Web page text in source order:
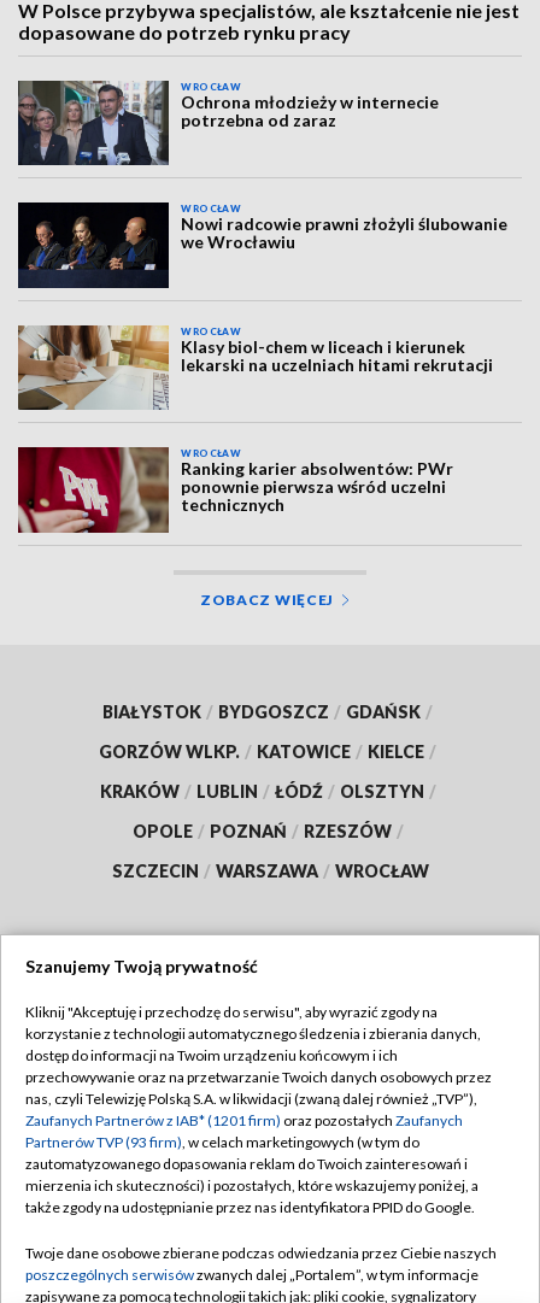
W Polsce przybywa specjalistów, ale kształcenie nie jest
dopasowane do potrzeb rynku pracy
WROCŁAW
Ochrona młodzieży w internecie
potrzebna od zaraz
WROCŁAW
Nowi radcowie prawni złożyli ślubowanie
we Wrocławiu
WROCŁAW
Klasy biol-chem w liceach i kierunek
lekarski na uczelniach hitami rekrutacji
WROCŁAW
Ranking karier absolwentów: PWr
ponownie pierwsza wśród uczelni
technicznych
ZOBACZ WIĘCEJ
BIAŁYSTOK / BYDGOSZCZ / GDAŃSK /
GORZÓW WLKP. / KATOWICE / KIELCE /
KRAKÓW / LUBLIN / ŁÓDŹ / OLSZTYN /
OPOLE / POZNAŃ / RZESZÓW /
SZCZECIN / WARSZAWA / WROCŁAW
TVP
Abonament TVP
Emisja w TVP
Centrum informacji TVP
Naziemna Telewizja Cyfrowa
Rada Programowa
Regulamin TVP
Polityka prywatności
Moje zgody
Pomoc
Kontakt
Szanujemy Twoją prywatność
Kliknij "Akceptuję i przechodzę do serwisu", aby wyrazić zgody na
korzystanie z technologii automatycznego śledzenia i zbierania danych,
dostęp do informacji na Twoim urządzeniu końcowym i ich
przechowywanie oraz na przetwarzanie Twoich danych osobowych przez
nas, czyli Telewizję Polską S.A. w likwidacji (zwaną dalej również „TVP”),
Zaufanych Partnerów z IAB* (1201 firm) oraz pozostałych Zaufanych
Partnerów TVP (93 firm), w celach marketingowych (w tym do
zautomatyzowanego dopasowania reklam do Twoich zainteresowań i
mierzenia ich skuteczności) i pozostałych, które wskazujemy poniżej, a
także zgody na udostępnianie przez nas identyfikatora PPID do Google.
Twoje dane osobowe zbierane podczas odwiedzania przez Ciebie naszych
poszczególnych serwisówzwanych dalej „Portalem”, w tym informacje
zapisywane za pomocą technologii takich jak: pliki cookie, sygnalizatory